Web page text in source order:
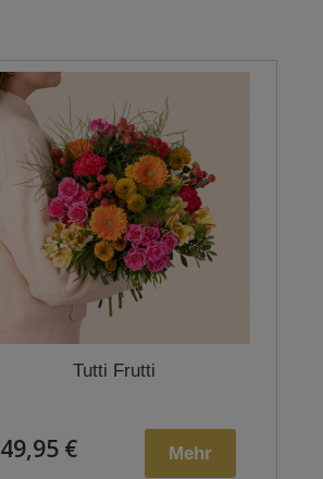
Tutti Frutti
49,95 € Mehr